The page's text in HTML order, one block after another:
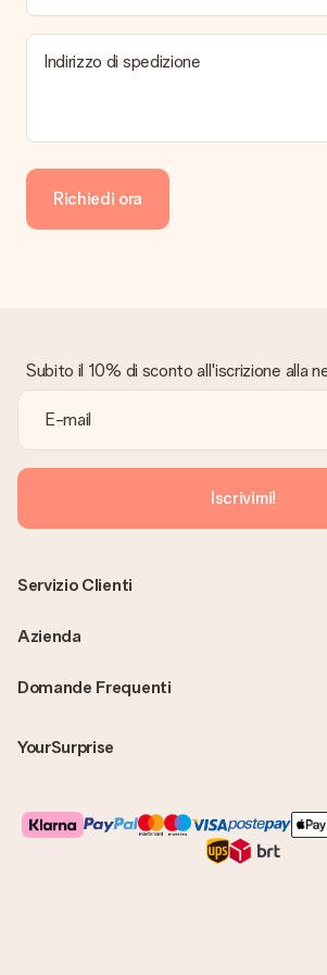
Indirizzo di spedizione
Richiedi ora
Subito il 10% di sconto all'iscrizione alla
Iscrivimi!
Domande Frequenti
YourSurprise
Servizio Clienti
Azienda